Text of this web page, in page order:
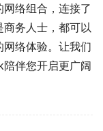
络组合，连接了
务人士，都可以
络体验。让我们
伴您开启更广阔